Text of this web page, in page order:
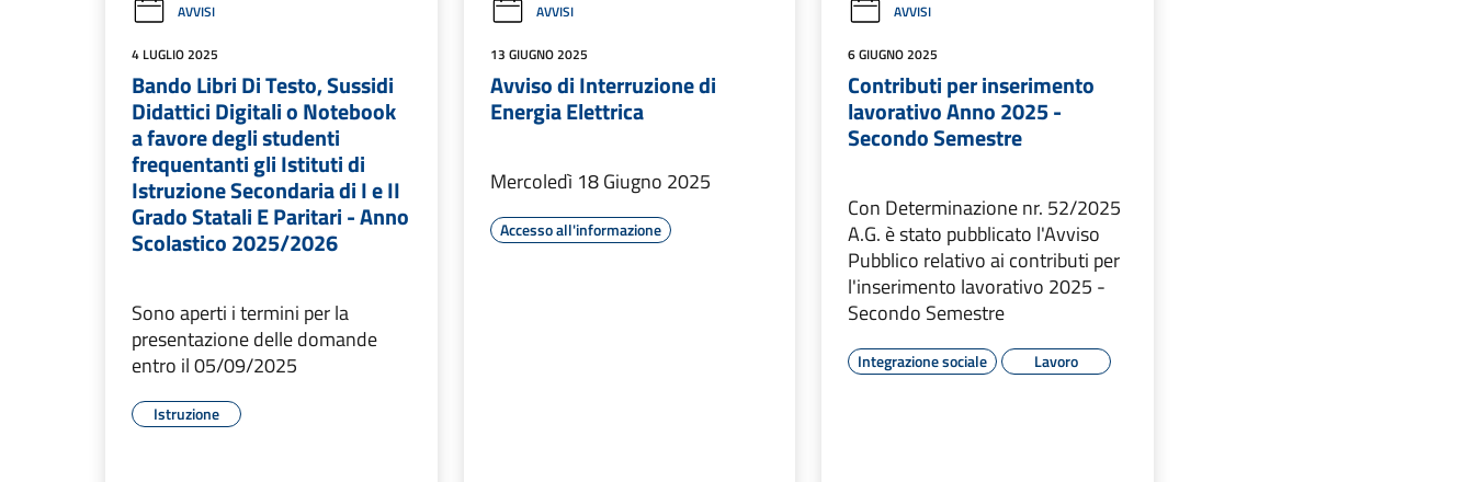
AVVISI
4 LUGLIO 2025
Bando Libri Di Testo, Sussidi
Didattici Digitali o Notebook
a favore degli studenti
frequentanti gli Istituti di
Istruzione Secondaria di I e II
Grado Statali E Paritari - Anno
Scolastico 2025/2026
Sono aperti i termini per la
presentazione delle domande
entro il 05/09/2025
Istruzione
AVVISI
13 GIUGNO 2025
Avviso di Interruzione di
Energia Elettrica
Mercoledì 18 Giugno 2025
Accesso all'informazione
AVVISI
6 GIUGNO 2025
Contributi per inserimento
lavorativo Anno 2025 -
Secondo Semestre
Con Determinazione nr. 52/2025
A.G. è stato pubblicato l'Avviso
Pubblico relativo ai contributi per
l'inserimento lavorativo 2025 -
Secondo Semestre
Integrazione sociale Lavoro